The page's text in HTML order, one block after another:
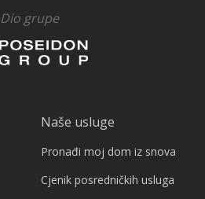
Dio grupe
Naše usluge
Pronađi moj dom iz snova
Cjenik posredničkih usluga